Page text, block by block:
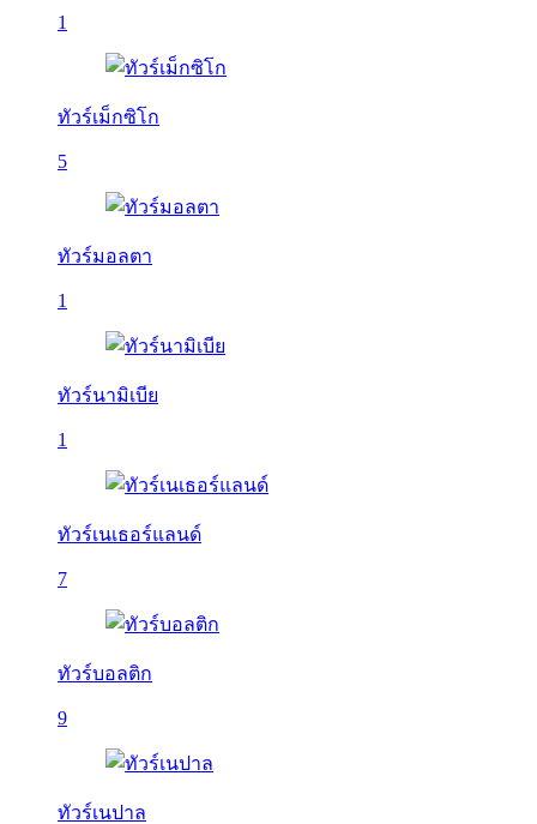
1
ทัวร์เม็กซิโก
5
ทัวร์มอลตา
1
ทัวร์นามิเบีย
1
ทัวร์เนเธอร์แลนด์
7
ทัวร์บอลติก
9
ทัวร์เนปาล